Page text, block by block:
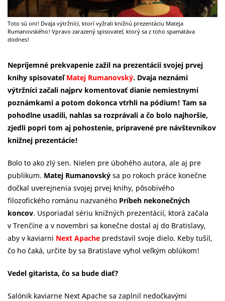
Toto sú oni! Dvaja výtržníci, ktorí vyžrali knižnú prezentáciu Mateja
Rumanovského! Vpravo zarazený spisovateľ, ktorý sa z toho spamätáva
dodnes!
Nepríjemné prekvapenie zažil na prezentácii svojej prvej
knihy spisovateľMatej Rumanovský. Dvaja neznámi
výtržníci začali najprv komentovať dianie nemiestnymi
poznámkami a potom dokonca vtrhli na pódium! Tam sa
pohodlne usadili, nahlas sa rozprávali a čo bolo najhoršie,
zjedli popri tom aj pohostenie, pripravené pre návštevníkov
knižnej prezentácie!
Bolo to ako zlý sen. Nielen pre úbohého autora, ale aj pre
publikum. Matej Rumanovský sa po rokoch práce konečne
dočkal uverejnenia svojej prvej knihy, pôsobivého
filozofického románu nazvaného Príbeh nekonečných
koncov. Usporiadal sériu knižných prezentácií, ktorá začala
v Trenčíne a v novembri sa konečne dostal aj do Bratislavy,
aby v kaviarni Next Apache predstavil svoje dielo. Keby tušil,
čo ho čaká, určite by sa Bratislave vyhol veľkým oblúkom!
Vedel gitarista, čo sa bude diať?
Salónik kaviarne Next Apache sa zaplnil nedočkavými